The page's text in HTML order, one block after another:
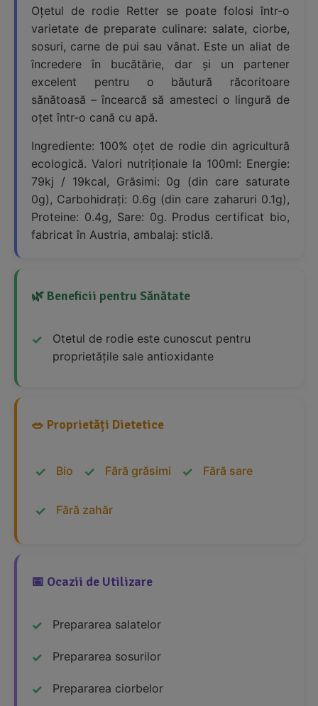
Oțetul de rodie Retter se poate folosi într-o
varietate de preparate culinare: salate, ciorbe,
sosuri, carne de pui sau vânat. Este un aliat de
încredere în bucătărie, dar și un partener
excelent pentru o băutură răcoritoare
sănătoasă – încearcă să amesteci o lingură de
oțet într-o cană cu apă.
Ingrediente: 100% oțet de rodie din agricultură
ecologică. Valori nutriționale la 100ml: Energie:
79kj / 19kcal, Grăsimi: 0g (din care saturate
0g), Carbohidrați: 0.6g (din care zaharuri 0.1g),
Proteine: 0.4g, Sare: 0g. Produs certificat bio,
fabricat în Austria, ambalaj: sticlă.
🌿 Beneficii pentru Sănătate
Otetul de rodie este cunoscut pentru
proprietățile sale antioxidante
🥗 Proprietăți Dietetice
Bio Fără grăsimi Fără sare
Fără zahăr
📅 Ocazii de Utilizare
Prepararea salatelor
Prepararea sosurilor
Prepararea ciorbelor